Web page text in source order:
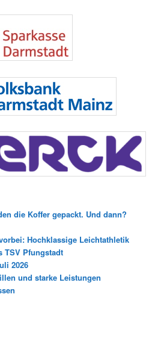
die Koffer gepackt. Und dann?
Hochklassige Leichtathletik
TSV Pfungstadt
2026
und starke Leistungen